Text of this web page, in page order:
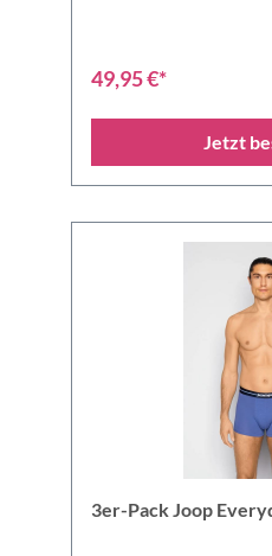
49,95 €*
Jetzt
3er-Pack Joop